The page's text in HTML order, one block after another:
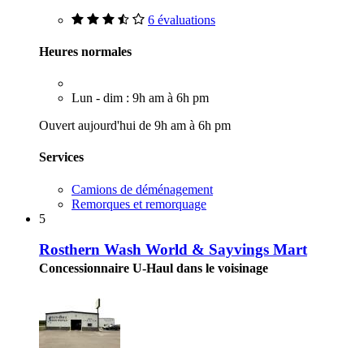
6 évaluations
Heures normales
Lun - dim : 9h am à 6h pm
Ouvert aujourd'hui de 9h am à 6h pm
Services
Camions de déménagement
Remorques et remorquage
5
Rosthern Wash World & Sayvings Mart
Concessionnaire U-Haul dans le voisinage